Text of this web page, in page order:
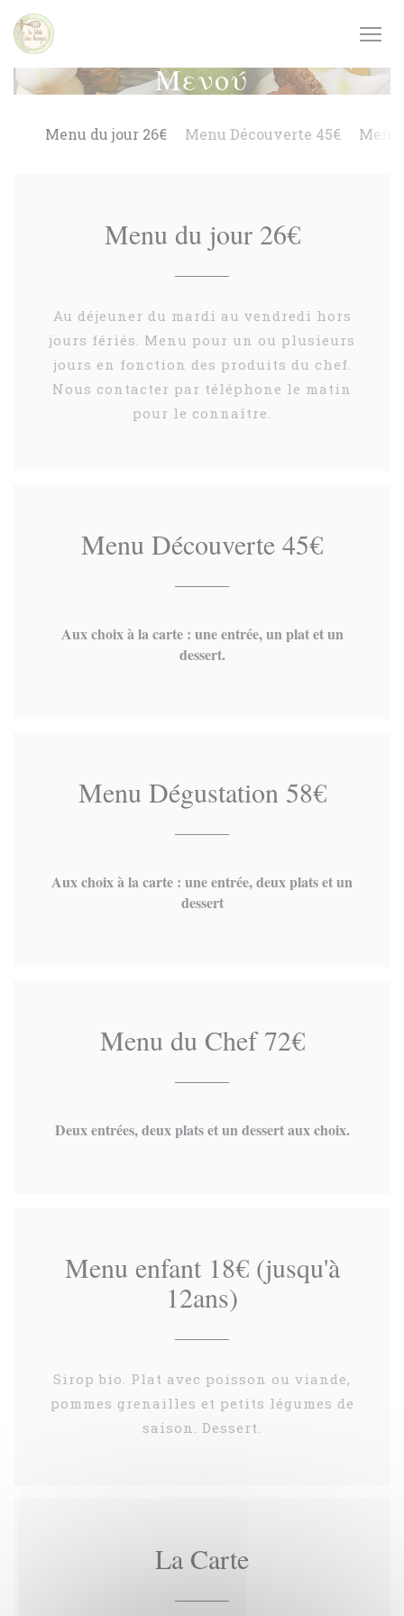
Πίνακας διαχείρισης "Μπισκότων" (Cookies)
Μενού
Menu du jour 26€ Menu Découverte 45€ Menu
Menu du jour 26€
Au déjeuner du mardi au vendredi hors
jours fériés. Menu pour un ou plusieurs
jours en fonction des produits du chef.
Nous contacter par téléphone le matin
pour le connaître.
Menu Découverte 45€
Aux choix à la carte : une entrée, un plat et un
dessert.
Menu Dégustation 58€
Aux choix à la carte : une entrée, deux plats et un
dessert
Menu du Chef 72€
Deux entrées, deux plats et un dessert aux choix.
Menu enfant 18€ (jusqu'à
12ans)
Sirop bio. Plat avec poisson ou viande,
pommes grenailles et petits légumes de
saison. Dessert.
La Carte